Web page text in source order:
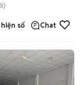
số Chat